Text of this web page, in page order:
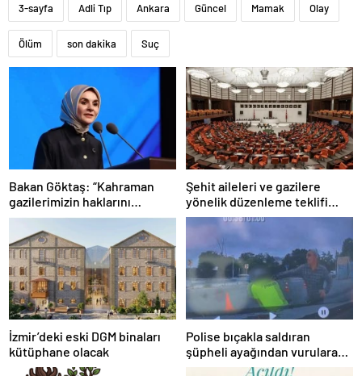
3-sayfa Adli Tıp Ankara Güncel Mamak Olay
Ölüm son dakika Suç
Bakan Göktaş: “Kahraman
gazilerimizin haklarını
güçlendiren yeni bir dönemin
kapılarını aralıyoruz”
Şehit aileleri ve gazilere
yönelik düzenleme teklifi
Meclis’te kabul edildi
İzmir’deki eski DGM binaları
kütüphane olacak
Polise bıçakla saldıran
şüpheli ayağından vurularak
yakalandı